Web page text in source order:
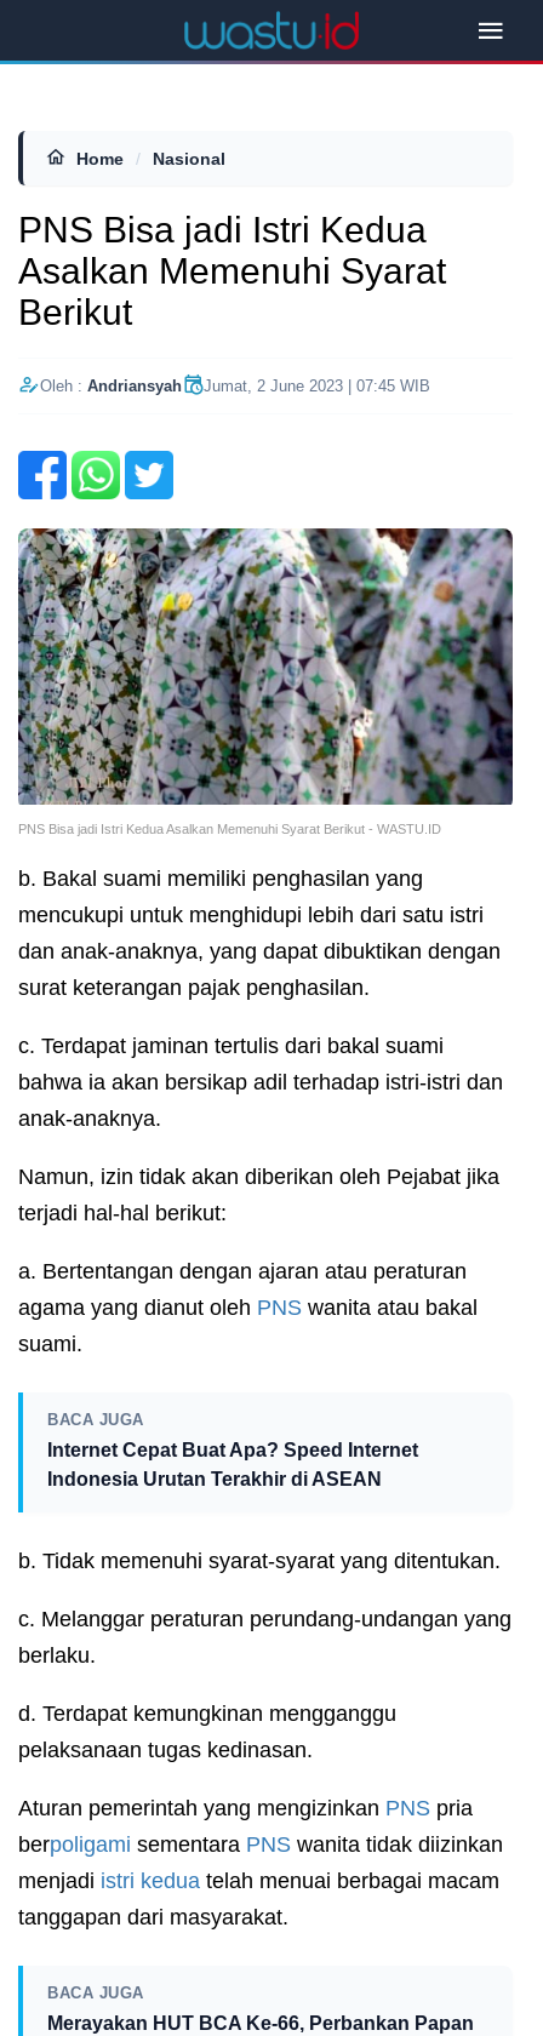
Home / Nasional
PNS Bisa jadi Istri Kedua
Asalkan Memenuhi Syarat
Berikut
Oleh : Andriansyah Jumat, 2 June 2023 | 07:45 WIB
PNS Bisa jadi Istri Kedua Asalkan Memenuhi Syarat Berikut - WASTU.ID
b. Bakal suami memiliki penghasilan yang
mencukupi untuk menghidupi lebih dari satu istri
dan anak-anaknya, yang dapat dibuktikan dengan
surat keterangan pajak penghasilan.
c. Terdapat jaminan tertulis dari bakal suami
bahwa ia akan bersikap adil terhadap istri-istri dan
anak-anaknya.
Namun, izin tidak akan diberikan oleh Pejabat jika
terjadi hal-hal berikut:
a. Bertentangan dengan ajaran atau peraturan
agama yang dianut oleh PNS wanita atau bakal
suami.
BACA JUGA
Internet Cepat Buat Apa? Speed Internet
Indonesia Urutan Terakhir di ASEAN
b. Tidak memenuhi syarat-syarat yang ditentukan.
c. Melanggar peraturan perundang-undangan yang
berlaku.
d. Terdapat kemungkinan mengganggu
pelaksanaan tugas kedinasan.
Aturan pemerintah yang mengizinkan PNS pria
berpoligami sementara PNS wanita tidak diizinkan
menjadi istri kedua telah menuai berbagai macam
tanggapan dari masyarakat.
BACA JUGA
Merayakan HUT BCA Ke-66, Perbankan Papan